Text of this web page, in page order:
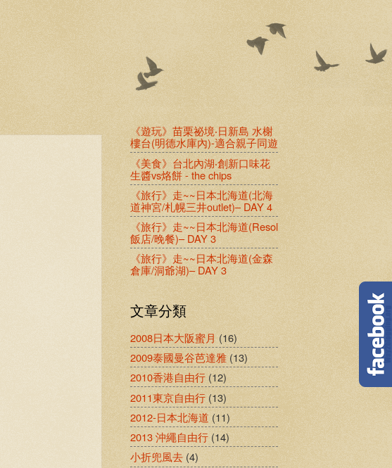
《遊玩》苗栗祕境‧日新島 水榭
樓台(明德水庫內)-適合親子同遊
《美食》台北內湖‧創新口味花
生醬vs烙餅 - the chips
《旅行》走~~日本北海道(北海
道神宮/札幌三井outlet)– DAY 4
《旅行》走~~日本北海道(Resol
飯店/晚餐)– DAY 3
《旅行》走~~日本北海道(金森
倉庫/洞爺湖)– DAY 3
文章分類
2008日本大阪蜜月 (16)
2009泰國曼谷芭達雅 (13)
2010香港自由行 (12)
2011東京自由行 (13)
2012-日本北海道 (11)
2013 沖繩自由行 (14)
小折兜風去 (4)